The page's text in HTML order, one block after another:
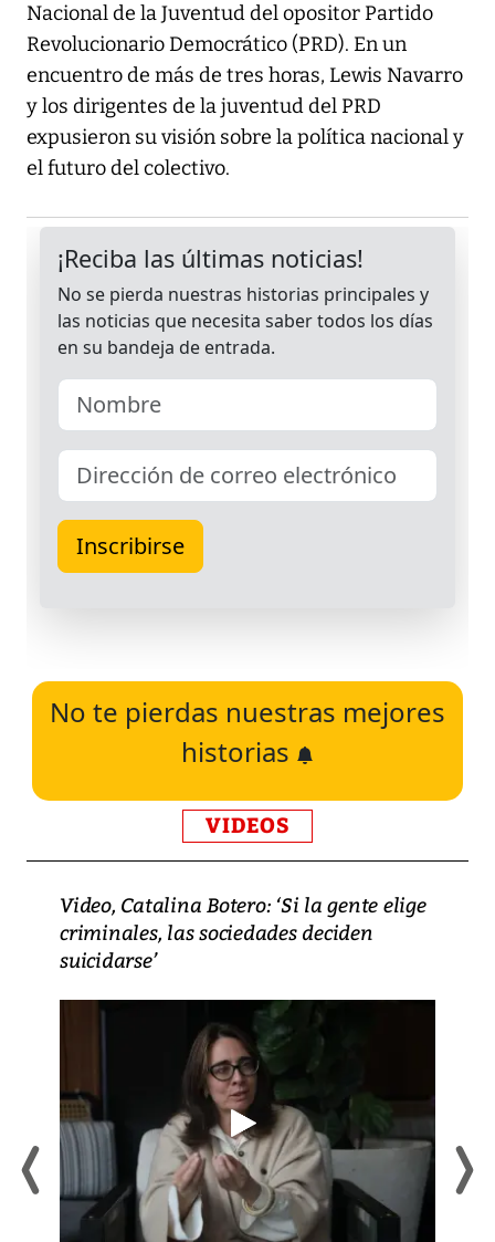
Nacional de la Juventud del opositor Partido
Revolucionario Democrático (PRD). En un
encuentro de más de tres horas, Lewis Navarro
y los dirigentes de la juventud del PRD
expusieron su visión sobre la política nacional y
el futuro del colectivo.
No te pierdas nuestras mejores
historias
VIDEOS
Video, Catalina Botero: ‘Si la gente elige
criminales, las sociedades deciden
suicidarse’